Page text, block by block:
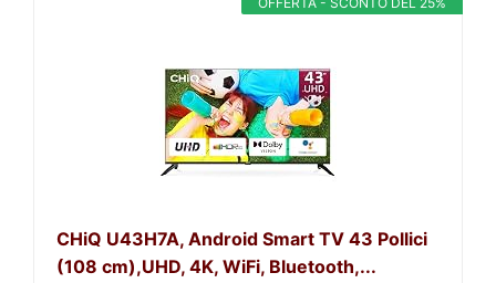
CHiQ U43H7A, Android Smart TV 43 Pollici
(108 cm),UHD, 4K, WiFi, Bluetooth,...